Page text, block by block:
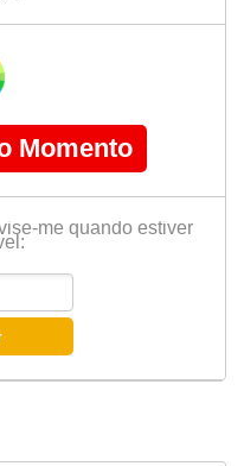
Momento
me quando estiver